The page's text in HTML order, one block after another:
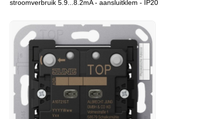
stroomverbruik 5.9...8.2mA - aansluitklem - IP20